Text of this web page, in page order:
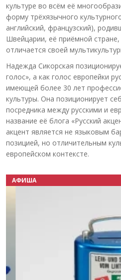
культуре во всём её
форму трёхязычного
английский, французский),
Швейцарии, её приёмной стране,
отличается своей
Надежда Сикорская
голос», а как голос европейки
имеющей более 30 лет
культуры. Она позиционирует
посредника между русскими и
название её блога «Русский
акцент является не языковым
позицией, но отличительным
европейском контексте.
АФИША